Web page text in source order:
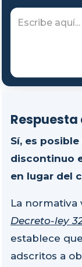
Respuesta
Sí, es
discontinuo
en lugar del
La normativa
Decreto-ley
establece
adscritos a